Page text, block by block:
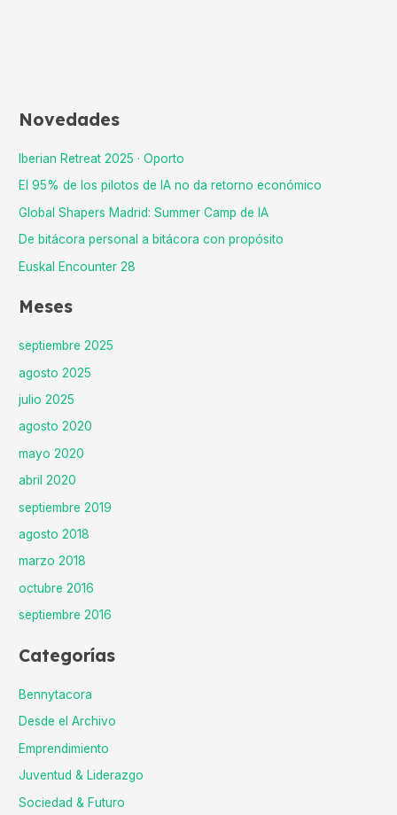
Novedades
Iberian Retreat 2025 · Oporto
El 95% de los pilotos de IA no da retorno económico
Global Shapers Madrid: Summer Camp de IA
De bitácora personal a bitácora con propósito
Euskal Encounter 28
Meses
septiembre 2025
agosto 2025
julio 2025
agosto 2020
mayo 2020
abril 2020
septiembre 2019
agosto 2018
marzo 2018
octubre 2016
septiembre 2016
Categorías
Bennytacora
Desde el Archivo
Emprendimiento
Juventud & Liderazgo
Sociedad & Futuro